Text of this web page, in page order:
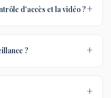
d'accès et la vidéo ?+
? +
+